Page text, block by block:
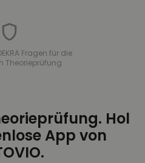
Fragen für die
Theorieprüfung
Hol
App von